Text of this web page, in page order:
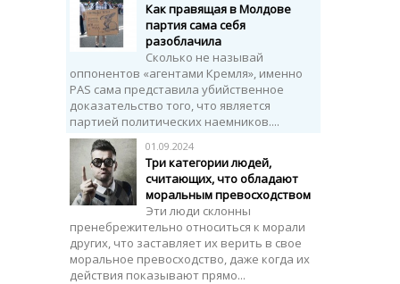
Как правящая в Молдове
партия сама себя
разоблачила
Сколько не называй
оппонентов «агентами Кремля», именно
PAS сама представила убийственное
доказательство того, что является
партией политических наемников....
01.09.2024
Три категории людей,
считающих, что обладают
моральным превосходством
Эти люди склонны
пренебрежительно относиться к морали
других, что заставляет их верить в свое
моральное превосходство, даже когда их
действия показывают прямо...